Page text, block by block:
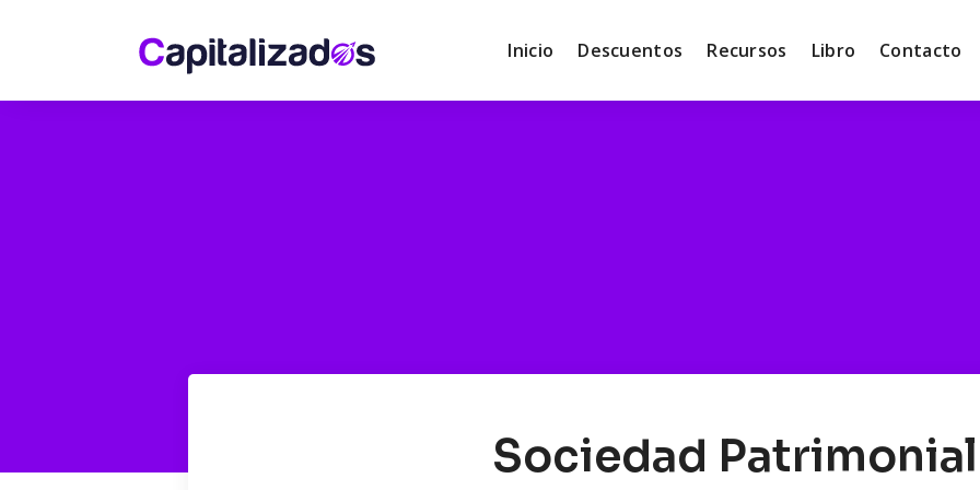
Inicio Descuentos Recursos Libro Contacto
Sociedad Patrimonial